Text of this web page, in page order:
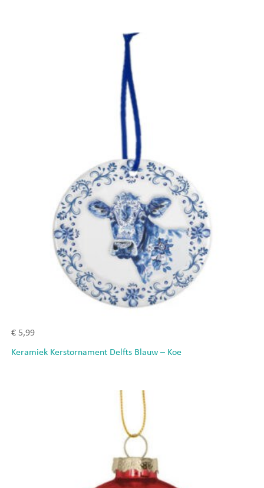
€5,99
Keramiek Kerstornament Delfts Blauw – Koe